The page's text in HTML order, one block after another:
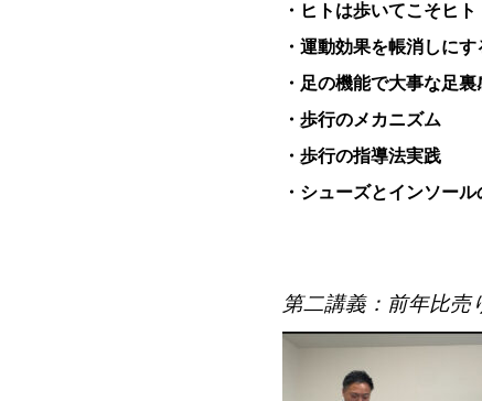
・ヒトは歩いてこそヒト
・運動効果を帳消しに
・足の機能で大事な足裏
・歩行のメカニズム
・歩行の指導法実践
・シューズとインソール
第二講義：前年比売